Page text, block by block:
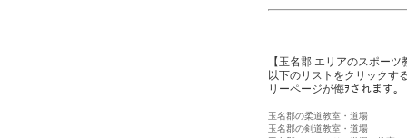
【玉名郡 エリアのスポー
以下のリストをクリックす
リーページが侮ｦされます。
玉名郡の柔道教室・道場
玉名郡の剣道教室・道場